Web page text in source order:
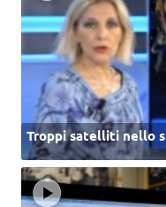
Troppi satelliti nello